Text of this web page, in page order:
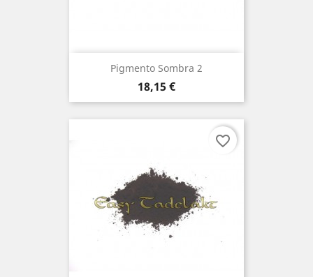
Pigmento Sombra 2
Preço
18,15 €
favorite_border